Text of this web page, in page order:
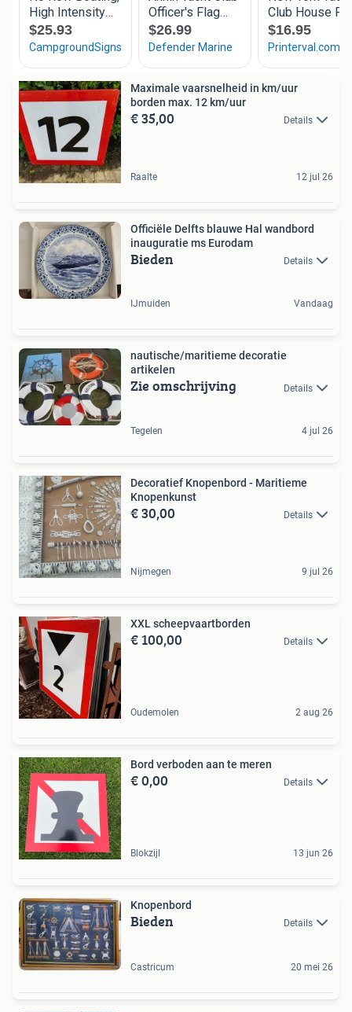
Maximale vaarsnelheid in km/uur
borden max. 12 km/uur
€ 35,00 Details
Raalte 12 jul 26
Officiële Delfts blauwe Hal wandbord
inauguratie ms Eurodam
Bieden Details
IJmuiden Vandaag
nautische/maritieme decoratie
artikelen
Zie omschrijving Details
Tegelen 4 jul 26
Decoratief Knopenbord - Maritieme
Knopenkunst
€ 30,00 Details
Nijmegen 9 jul 26
XXL scheepvaartborden
€ 100,00 Details
Oudemolen 2 aug 26
Bord verboden aan te meren
€ 0,00 Details
Blokzijl 13 jun 26
Knopenbord
Bieden Details
Castricum 20 mei 26